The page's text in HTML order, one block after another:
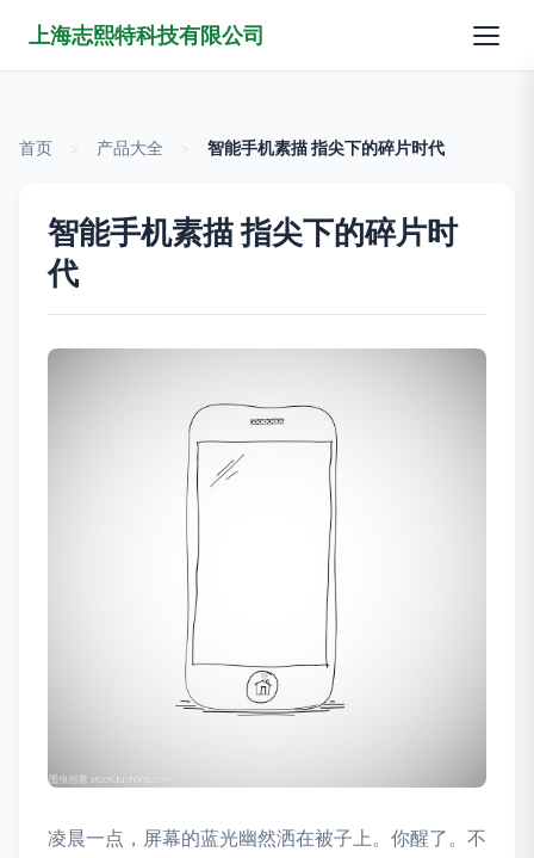
上海志熙特科技有限公司
首页 产品大全 智能手机素描 指尖下的碎片时代
智能手机素描 指尖下的碎片时
代
凌晨一点，屏幕的蓝光幽然洒在被子上。你醒了。不